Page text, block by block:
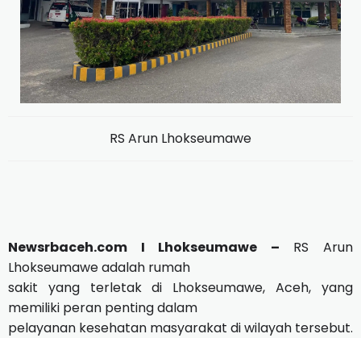
RS Arun Lhokseumawe
Newsrbaceh.com I Lhokseumawe – RS Arun
Lhokseumawe adalah rumah
sakit yang terletak di Lhokseumawe, Aceh, yang
memiliki peran penting dalam
pelayanan kesehatan masyarakat di wilayah tersebut.